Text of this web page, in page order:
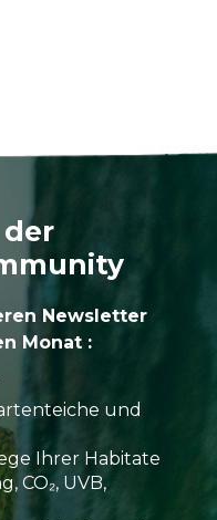
der
Newsletter
Monat :
und
Ihrer Habitate
CO₂, UVB,